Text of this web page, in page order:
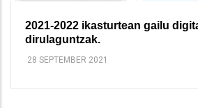
2021-2022 ikasturtean gailu
dirulaguntzak.
28 SEPTEMBER 2021